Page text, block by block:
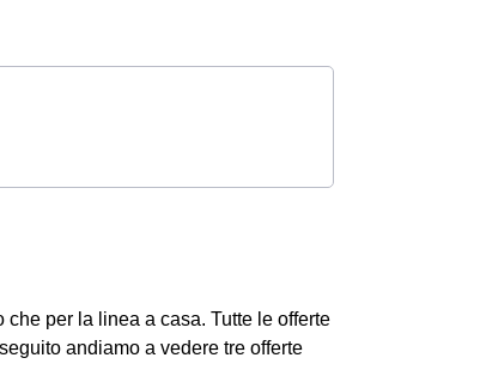
per la linea a casa. Tutte le offerte
andiamo a vedere tre offerte